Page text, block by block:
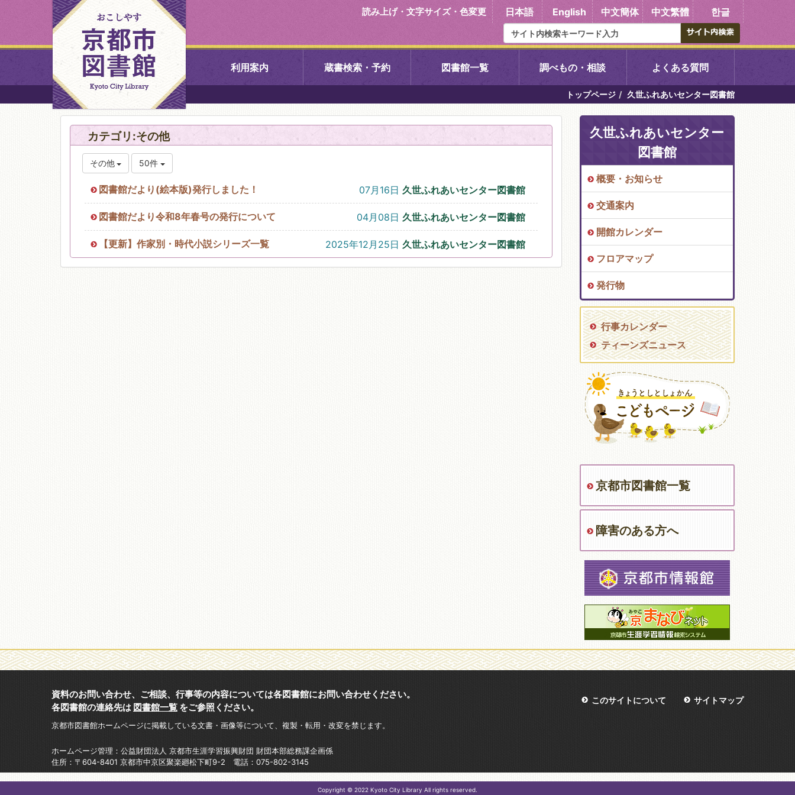
読み上げ・文字サイズ・色変更 日本語 English 中文簡体 中文繁體 한글
利用案内 蔵書検索・予約 図書館一覧
中央図書館 右京中央図書館 伏見中央図書館 醍醐中央図書館
東山図書館
吉祥院図書館
久世ふれあいセンター図
書館
西京図書館 洛西図書館 向島図書館
久我のもり図書館
こどもみらい館子育て図
書館
コミュニティプラザ深草
図書館
調べもの・相談 よくある質問
トップページ 久世ふれあいセンター図書館
カテゴリ:その他
その他 50件
図書館だより(絵本版)発行しました！ 07月16日 久世ふれあいセンター図書館
図書館だより令和8年春号の発行について 04月08日 久世ふれあいセンター図書館
【更新】作家別・時代小説シリーズ一覧 2025年12月25日 久世ふれあいセンター図書館
久世ふれあいセンター
図書館
概要・お知らせ
交通案内
開館カレンダー
フロアマップ
発行物
行事カレンダー
ティーンズニュース
京都市図書館一覧
障害のある方へ
このサイトについて サイトマップ
資料のお問い合わせ、ご相談、行事等の内容については各図書館にお問い合わせください。
各図書館の連絡先は 図書館一覧 をご参照ください。
京都市図書館ホームページに掲載している文書・画像等について、複製・転用・改変を禁じます。
ホームページ管理：公益財団法人 京都市生涯学習振興財団 財団本部総務課企画係
住所：〒604-8401 京都市中京区聚楽廻松下町9-2 電話：075-802-3145
Copyright © 2022 Kyoto City Library All rights reserved.